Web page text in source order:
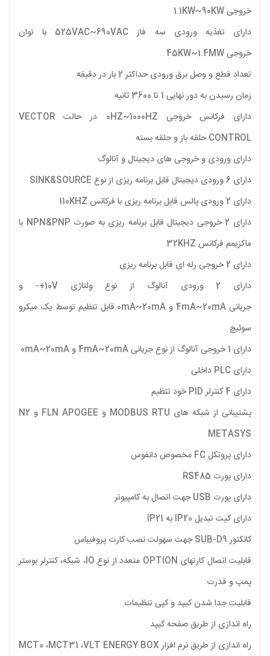
خروجی 1.1KW~90KW
دارای تغذیه ورودی سه فاز 525VAC~690VAC با توان
خروجی 45KW~1.4MW
تعداد قطع و وصل برق ورودی حداکثر 2 بار در دقیقه
زمان رسیدن به دور نهایی 1 تا 3600 ثانیه
دارای فرکانس خروجی 0HZ~1000HZ در حالت VECTOR
CONTROL حلقه باز و حلقه بسته
دارای ورودی و خروجی های دیجیتال و آنالوگ
دارای 6 ورودی دیجیتال قابل برنامه ریزی از نوع SINK&SOURCE
دارای 2 ورودی پالس قابل برنامه ریزی با فرکانس 110KHZ
دارای 2 خروجی دیجیتال قابل برنامه ریزی به صورت NPN&PNP با
ماکزیمم فرکانس 32KHZ
دارای 2 خروجی رله ای قابل برنامه ریزی
دارای 2 ورودی آنالوگ از نوع ولتاژی 10V+- و
جریانی 4mA~20mA و 0mA~20mA قابل تنظیم توسط یک میکرو
سوئیچ
دارای 1 خروجی آنالوگ از نوع جریانی 4mA~20mA و 0mA~20mA
دارای PLC داخلی
دارای 4 کنترلر PID خود تنظیم
پشتیبانی از شبکه های MODBUS RTU و FLN APOGEE و N2
METASYS
دارای پروتکل FC مخصوص دانفوس
دارای پورت RS485
دارای پورت USB جهت اتصال به کامپیوتر
دارای کیت تبدیل IP20 به IP21
کانکتور SUB-D9 جهت سهولت نصب کارت پروفیباس
قابلیت اتصال کارتهای OPTION متعدد از نوع IO، شبکه، کنترلر بوستر
پمپ و قدرت
قابلیت جدا شدن کیپد و کپی تنظیمات
راه اندازی از طریق صفحه کیپد
راه اندازی از طریق نرم افزار MCT0 ،MCT31 ،VLT ENERGY BOX